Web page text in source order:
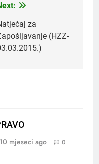
za
(HZZ-
10 mjeseci ago 0